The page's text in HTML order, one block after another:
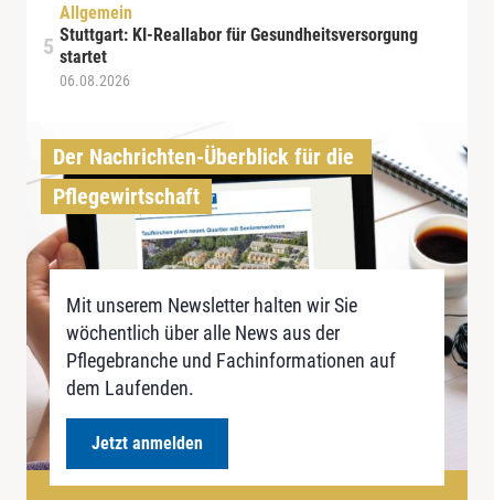
Allgemein
Stuttgart: KI-Reallabor für Gesundheitsversorgung
startet
06.08.2026
Der Nachrichten-Überblick für die
Pflegewirtschaft
Mit unserem Newsletter halten wir Sie
wöchentlich über alle News aus der
Pflegebranche und Fachinformationen auf
dem Laufenden.
Jetzt anmelden